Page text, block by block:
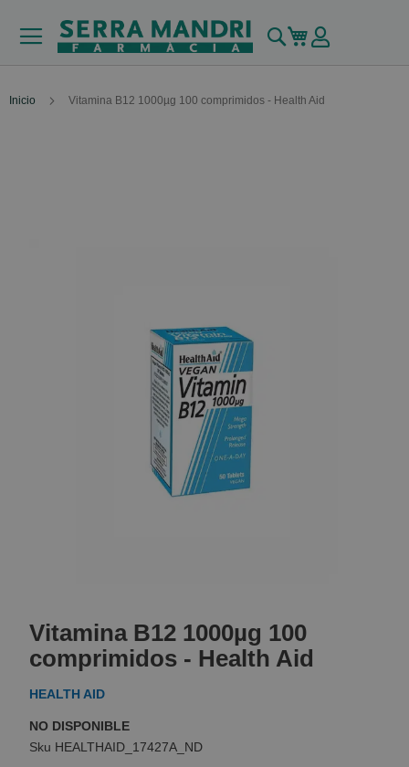
Buscar
Mi carrito
Inicio Vitamina B12 1000µg 100 comprimidos - Health Aid
the
beginning
of
the
gallery
Vitamina B12 1000µg 100
comprimidos - Health Aid
HEALTH AID
NO DISPONIBLE
HEALTHAID_17427A_ND